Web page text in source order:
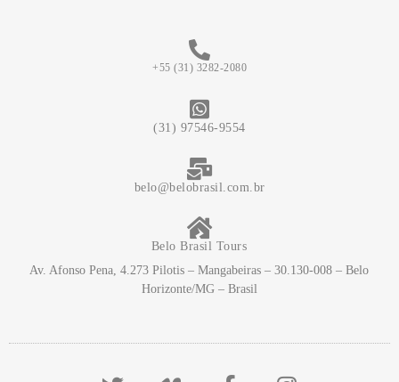
+55 (31) 3282-2080
(31) 97546-9554
belo@belobrasil.com.br
Belo Brasil Tours
Av. Afonso Pena, 4.273 Pilotis – Mangabeiras – 30.130-008 – Belo
Horizonte/MG – Brasil